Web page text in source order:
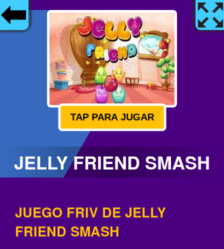
TAP PARA JUGAR
JELLY FRIEND SMASH
JUEGO FRIV DE JELLY
FRIEND SMASH